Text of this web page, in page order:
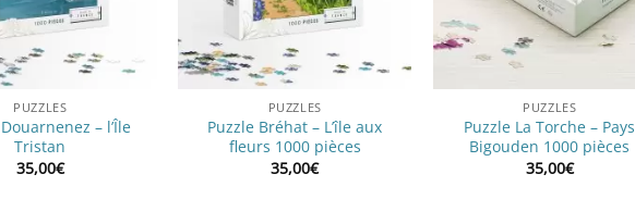
PUZZLES
– l’Île
Tristan
35,00€
PUZZLES
Puzzle Bréhat – L’île aux
fleurs 1000 pièces
35,00€
PUZZLES
Puzzle La Torche – Pays
Bigouden 1000 pièces
35,00€